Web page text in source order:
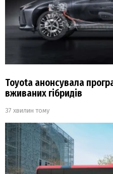
Toyota анонсувала
вживаних гібридів
37 хвилин тому